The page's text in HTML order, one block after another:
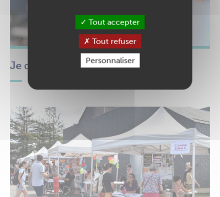
Je demande une subvention
Tout accepter
Tout refuser
Personnaliser